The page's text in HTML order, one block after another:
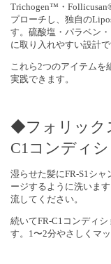
Trichogen™・
プローチし、独自の
す。硫酸塩・パラベン
に取り入れやすい設計で
これら2つのアイテム
実践できます。
◆フォリック
C1コンディ
湿らせた髪にFR-S1シ
ージするように洗いま
流してください。
続いてFR-C1コンディ
す。1〜2分やさしくマ